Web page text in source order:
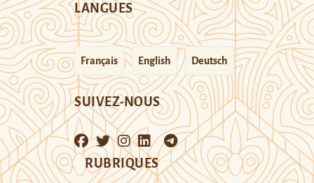
LANGUES
Français English Deutsch
SUIVEZ-NOUS
RUBRIQUES